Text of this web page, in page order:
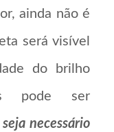
ainda não é
será visível
do brilho
pode ser
necessário